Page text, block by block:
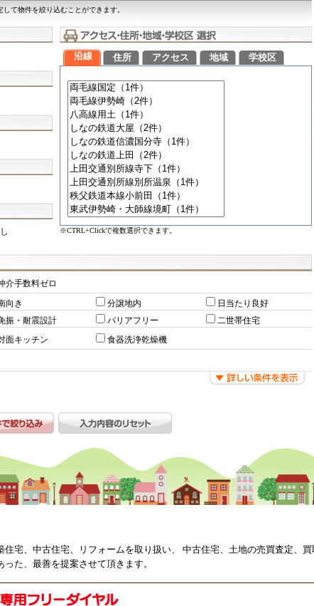
て物件を絞り込むことができます。
沿線 住所 アクセス 地域 学校区
※CTRL+Clickで複数選択できます。
介手数料ゼロ
向き 分譲地内
日当たり良好
振・耐震設計 バリアフリー 二世帯住宅
面キッチン 食器洗浄乾燥機
住宅、中古住宅、リフォームを取り扱い、 中古住宅、土地の売買査定、買
った、最善を提案させて頂きます。